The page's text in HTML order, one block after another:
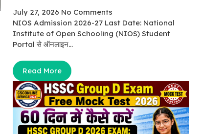
July 27, 2026 No Comments
NIOS Admission 2026-27 Last Date: National
Institute of Open Schooling (NIOS) Student
Portal से ऑनलाइन...
Read More